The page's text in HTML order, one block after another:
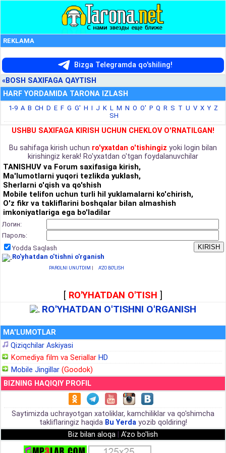
REKLAMA
Bizga Telegramda qo'shiling!
«BOSH SAXIFAGA QAYTISH
HARF YORDAMIDA TARONA IZLASH
1-9 A B CH D E F G G' H I J K L M N O O' P Q R S T U V X Y Z
SH
USHBU SAXIFAGA KIRISH UCHUN CHEKLOV O'RNATILGAN!
Bu sahifaga kirish uchun ro'yxatdan o'tishingiz yoki login bilan
kirishingiz kerak! Ro'yxatdan o'tgan foydalanuvchilar
TANISHUV va Forum saxifasiga kirish,
Ma'lumotlarni yuqori tezlikda yuklash,
Sherlarni o'qish va qo'shish
Mobile telifon uchun turli hil yuklamalarni ko'chirish,
O'z fikr va takliflarini boshqalar bilan almashish
imkoniyatlariga ega bo'ladilar
Логин:
Пароль:
Yodda Saqlash
Ro'yhatdan o'tishni o'rganish
PAROLNI UNUTDIM | A'ZO BO'LISH
[ RO'YHATDAN O'TISH ]
RO'YHATDAN O'TISHNI O'RGANISH
MA'LUMOTLAR
Qiziqchilar Askiyasi
Komediya film va Seriallar HD
Mobile Jingillar (Goodok)
BIZNING HAQIQIY PROFIL
Saytimizda uchrayotgan xatoliklar, kamchiliklar va qo'shimcha
takliflaringiz haqida Bu Yerdayozib qoldiring!
Biz bilan aloqa
A'zo bo'lish